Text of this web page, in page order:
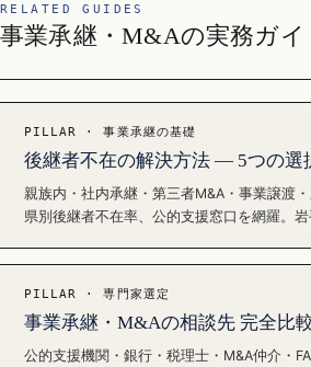
RELATED GUIDES
事業承継・M&Aの実務ガイ
PILLAR · 事業承継の基礎
後継者不在の解決方法 — 5つの選
親族内・社内承継・第三者M&A・事業譲渡
県別後継者不在率、公的支援窓口を網羅。岩
PILLAR · 専門家選定
事業承継・M&Aの相談先 完全比
公的支援機関・銀行・税理士・M&A仲介・